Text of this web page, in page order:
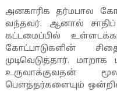
அனகாரிக தர்மபால
வந்தவர். ஆனால் சாதிப்
கட்டமைப்பில்
கோட்பாடுகளின்
முடிவெடுத்தார்.
உருவாக்குவதன்
பௌத்தர்களையும்